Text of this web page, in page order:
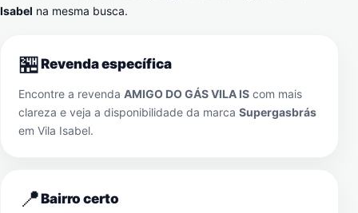
Isabel na mesma busca.
🏪Revenda específica
Encontre a revenda AMIGO DO GÁS VILA IS com mais
clareza e veja a disponibilidade da marca Supergasbrás
em Vila Isabel.
📍Bairro certo